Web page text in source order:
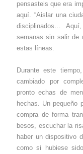
pensasteis que era
aquí. “Aislar una
disciplinados…
semanas sin salir de
estas líneas.
Durante este
cambiado por
pronto echas de
hechas. Un pequeño
compra de forma
besos, escuchar la
haber un dispositivo
como si hubiese